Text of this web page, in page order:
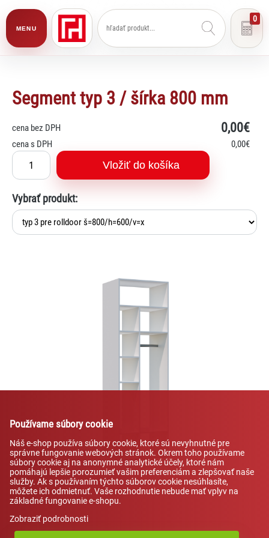
MENU
0
Segment typ 3 / šírka 800 mm
cena bez DPH 0,00€
cena s DPH 0,00€
Vložiť do košíka
Vybrať produkt:
Používame súbory cookie
Náš e-shop používa súbory cookie, ktoré sú nevyhnutné pre
správne fungovanie webových stránok. Okrem toho používame
súbory cookie aj na anonymné analytické účely, ktoré nám
pomáhajú lepšie porozumieť vašim preferenciám a zlepšovať naše
služby. Ak s používaním týchto súborov cookie nesúhlasíte,
môžete ich odmietnuť. Vaše rozhodnutie nebude mať vplyv na
základné fungovanie e-shopu.
Zobraziť podrobnosti
Lexi
vybavenie tried